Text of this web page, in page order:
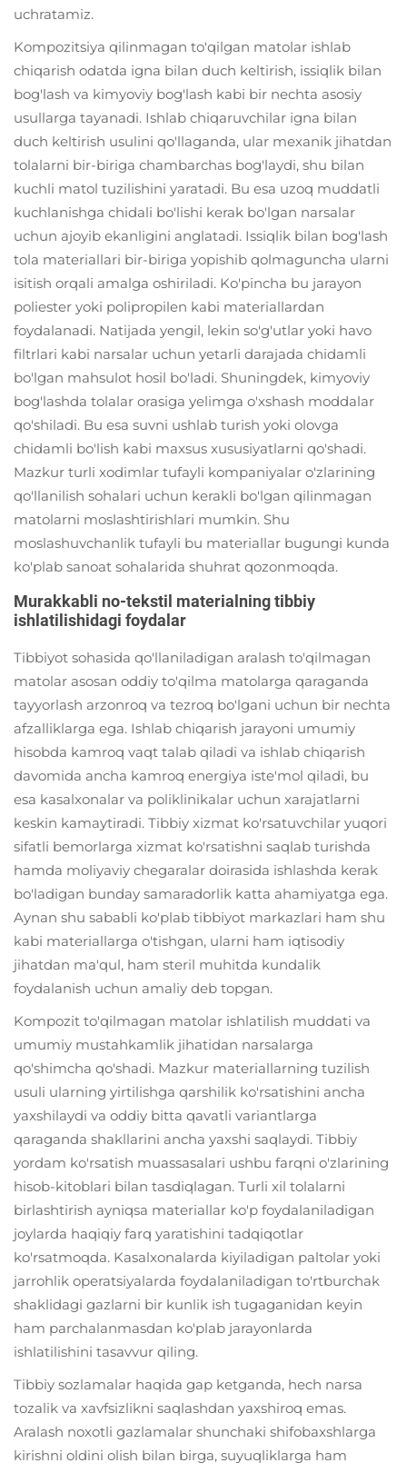
uchratamiz.
Kompozitsiya qilinmagan to'qilgan matolar ishlab
chiqarish odatda igna bilan duch keltirish, issiqlik bilan
bog'lash va kimyoviy bog'lash kabi bir nechta asosiy
usullarga tayanadi. Ishlab chiqaruvchilar igna bilan
duch keltirish usulini qo'llaganda, ular mexanik jihatdan
tolalarni bir-biriga chambarchas bog'laydi, shu bilan
kuchli matol tuzilishini yaratadi. Bu esa uzoq muddatli
kuchlanishga chidali bo'lishi kerak bo'lgan narsalar
uchun ajoyib ekanligini anglatadi. Issiqlik bilan bog'lash
tola materiallari bir-biriga yopishib qolmaguncha ularni
isitish orqali amalga oshiriladi. Ko'pincha bu jarayon
poliester yoki polipropilen kabi materiallardan
foydalanadi. Natijada yengil, lekin so'g'utlar yoki havo
filtrlari kabi narsalar uchun yetarli darajada chidamli
bo'lgan mahsulot hosil bo'ladi. Shuningdek, kimyoviy
bog'lashda tolalar orasiga yelimga o'xshash moddalar
qo'shiladi. Bu esa suvni ushlab turish yoki olovga
chidamli bo'lish kabi maxsus xususiyatlarni qo'shadi.
Mazkur turli xodimlar tufayli kompaniyalar o'zlarining
qo'llanilish sohalari uchun kerakli bo'lgan qilinmagan
matolarni moslashtirishlari mumkin. Shu
moslashuvchanlik tufayli bu materiallar bugungi kunda
ko'plab sanoat sohalarida shuhrat qozonmoqda.
Murakkabli no-tekstil materialning tibbiy
ishlatilishidagi foydalar
Tibbiyot sohasida qo'llaniladigan aralash to'qilmagan
matolar asosan oddiy to'qilma matolarga qaraganda
tayyorlash arzonroq va tezroq bo'lgani uchun bir nechta
afzalliklarga ega. Ishlab chiqarish jarayoni umumiy
hisobda kamroq vaqt talab qiladi va ishlab chiqarish
davomida ancha kamroq energiya iste'mol qiladi, bu
esa kasalxonalar va poliklinikalar uchun xarajatlarni
keskin kamaytiradi. Tibbiy xizmat ko'rsatuvchilar yuqori
sifatli bemorlarga xizmat ko'rsatishni saqlab turishda
hamda moliyaviy chegaralar doirasida ishlashda kerak
bo'ladigan bunday samaradorlik katta ahamiyatga ega.
Aynan shu sababli ko'plab tibbiyot markazlari ham shu
kabi materiallarga o'tishgan, ularni ham iqtisodiy
jihatdan ma'qul, ham steril muhitda kundalik
foydalanish uchun amaliy deb topgan.
Kompozit to'qilmagan matolar ishlatilish muddati va
umumiy mustahkamlik jihatidan narsalarga
qo'shimcha qo'shadi. Mazkur materiallarning tuzilish
usuli ularning yirtilishga qarshilik ko'rsatishini ancha
yaxshilaydi va oddiy bitta qavatli variantlarga
qaraganda shakllarini ancha yaxshi saqlaydi. Tibbiy
yordam ko'rsatish muassasalari ushbu farqni o'zlarining
hisob-kitoblari bilan tasdiqlagan. Turli xil tolalarni
birlashtirish ayniqsa materiallar ko'p foydalaniladigan
joylarda haqiqiy farq yaratishini tadqiqotlar
ko'rsatmoqda. Kasalxonalarda kiyiladigan paltolar yoki
jarrohlik operatsiyalarda foydalaniladigan to'rtburchak
shaklidagi gazlarni bir kunlik ish tugaganidan keyin
ham parchalanmasdan ko'plab jarayonlarda
ishlatilishini tasavvur qiling.
Tibbiy sozlamalar haqida gap ketganda, hech narsa
tozalik va xavfsizlikni saqlashdan yaxshiroq emas.
Aralash noxotli gazlamalar shunchaki shifobaxshlarga
kirishni oldini olish bilan birga, suyuqliklarga ham